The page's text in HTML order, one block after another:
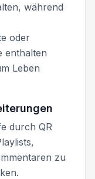
während
oder
enthalten
Leben
durch QR
zu